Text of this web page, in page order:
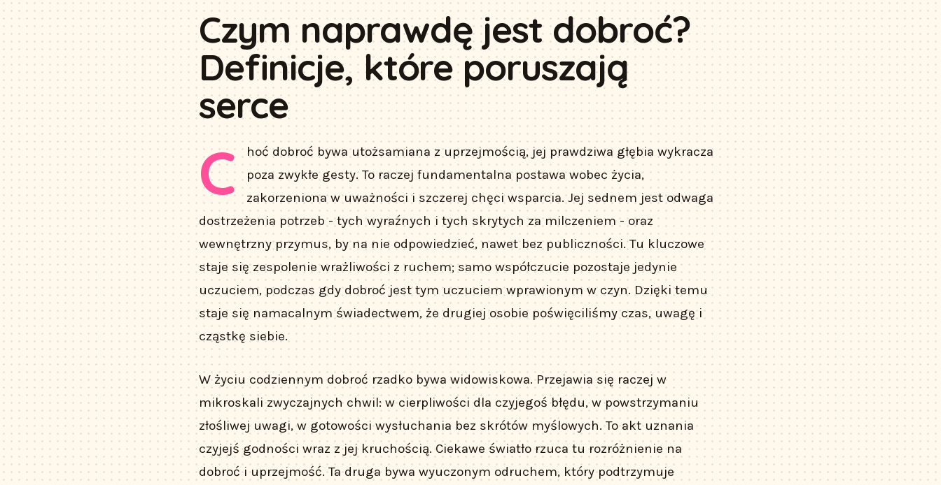
Czym naprawdę jest dobroć?
Definicje, które poruszają
serce
C
hoć dobroć bywa utożsamiana z uprzejmością, jej prawdziwa głębia wykracza
poza zwykłe gesty. To raczej fundamentalna postawa wobec życia,
zakorzeniona w uważności i szczerej chęci wsparcia. Jej sednem jest odwaga
dostrzeżenia potrzeb - tych wyraźnych i tych skrytych za milczeniem - oraz
wewnętrzny przymus, by na nie odpowiedzieć, nawet bez publiczności. Tu kluczowe
staje się zespolenie wrażliwości z ruchem; samo współczucie pozostaje jedynie
uczuciem, podczas gdy dobroć jest tym uczuciem wprawionym w czyn. Dzięki temu
staje się namacalnym świadectwem, że drugiej osobie poświęciliśmy czas, uwagę i
cząstkę siebie.
W życiu codziennym dobroć rzadko bywa widowiskowa. Przejawia się raczej w
mikroskali zwyczajnych chwil: w cierpliwości dla czyjegoś błędu, w powstrzymaniu
złośliwej uwagi, w gotowości wysłuchania bez skrótów myślowych. To akt uznania
czyjejś godności wraz z jej kruchością. Ciekawe światło rzuca tu rozróżnienie na
dobroć i uprzejmość. Ta druga bywa wyuczonym odruchem, który podtrzymuje